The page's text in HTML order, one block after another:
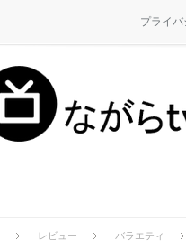
プライ
レビュー バラエティ